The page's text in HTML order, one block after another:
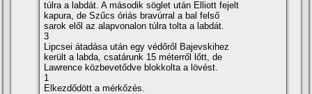
túlra a labdát. A második söglet után Elliott fejelt
kapura, de Szűcs óriás bravúrral a bal felső
sarok elől az alapvonalon túlra tolta a labdát.
3
Lipcsei átadása után egy védőről Bajevskihez
került a labda, csatárunk 15 méterről lőtt, de
Lawrence közbevetődve blokkolta a lövést.
1
Elkezdődött a mérkőzés.